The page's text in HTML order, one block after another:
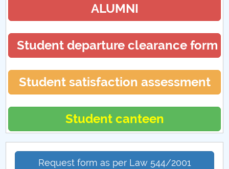
ALUMNI
Student departure clearance form
Student satisfaction assessment
Student canteen
Request form as per Law 544/2001